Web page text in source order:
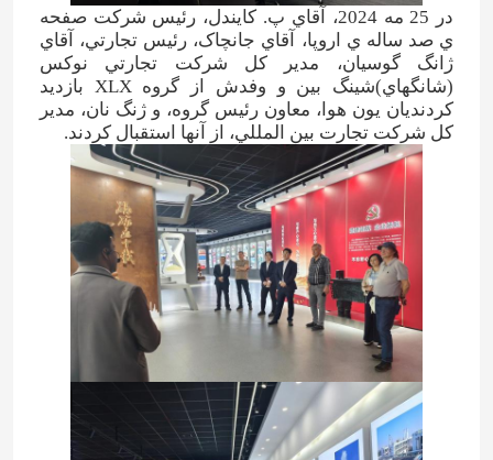
در 25 مه 2024، آقاي پ. کايندل، رئيس شرکت صفحه
ي صد ساله ي اروپا، آقاي جانچاک، رئيس تجارتي، آقاي
ژانگ گوسيان، مدير کل شرکت تجارتي نوکس
(شانگهاي)شينگ بين و وفدش از گروه XLX بازدید
کردنديان يون هوا، معاون رئيس گروه، و ژنگ نان، مدير
کل شرکت تجارت بين المللي، از آنها استقبال کردند.